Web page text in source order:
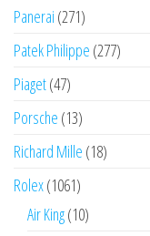
Panerai (271)
Patek Philippe (277)
Piaget(47)
Porsche (13)
Richard Mille (18)
Rolex(1061)
Air King(10)